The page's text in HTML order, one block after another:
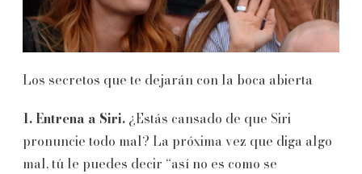
Los secretos que te dejarán con la boca abierta
1. Entrena a Siri. ¿Estás cansado de que Siri
pronuncie todo mal? La próxima vez que diga algo
mal, tú le puedes decir “así no es como se